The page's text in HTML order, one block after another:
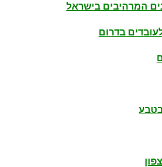
המרהיבים בישראל
בדרום
בטבע